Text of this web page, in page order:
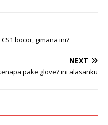
bocor, gimana ini?
NEXT
pake glove? ini alasanku